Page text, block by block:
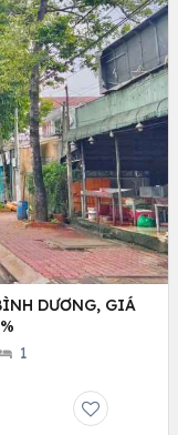
DƯƠNG, GIÁ
1